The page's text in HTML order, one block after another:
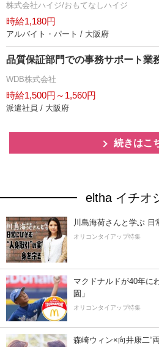
株式会社ハイジ/おもてなしハイジ
時給1,180円
アルバイト・パート / 大阪府
品質保証部門での事務サポート業
WDB株式会社
時給1,500円～1,560円
派遣社員 / 大阪府
続きはこ
eltha イチオ
川島海荷さんと学ぶ 日
オリコンタイアップ特集
マクドナルドが40年に
園」
オリコンタイアップ特集
森崎ウィン×向井康二“